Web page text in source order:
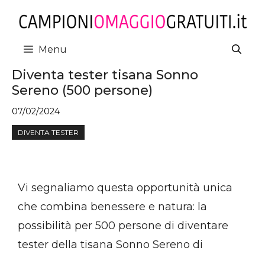
contenuto
Menu
Diventa tester tisana Sonno
Sereno (500 persone)
07/02/2024
DIVENTA TESTER
Vi segnaliamo questa opportunità unica
che combina benessere e natura: la
possibilità per 500 persone di diventare
tester della tisana Sonno Sereno di